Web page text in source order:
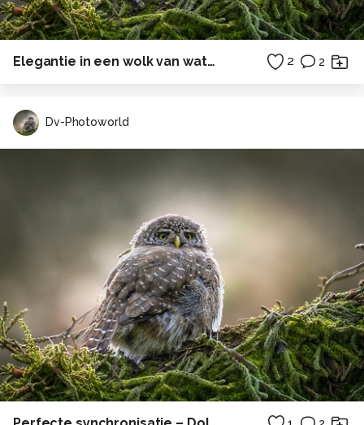
Elegantie in een wolk van waterdruppels 2 2
Dv-Photoworld